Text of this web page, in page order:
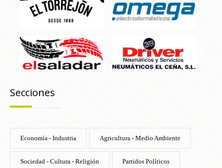
Secciones
Economía - Industria Agricultura - Medio Ambiente
Sociedad - Cultura - Religión Partidos Políticos